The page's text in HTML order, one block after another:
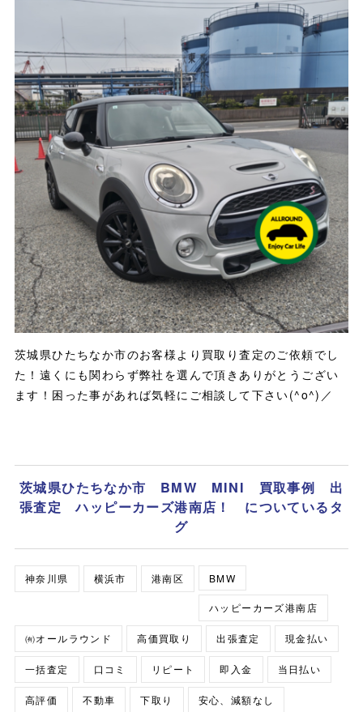
茨城県ひたちなか市のお客様より買取り査定のご依頼でし
た！遠くにも関わらず弊社を選んで頂きありがとうござい
ます！困った事があれば気軽にご相談して下さい(^o^)／
茨城県ひたちなか市 BMW MINI 買取事例 出
張査定 ハッピーカーズ港南店！ についているタ
グ
神奈川県 横浜市 港南区 BMW
ハッピーカーズ港南店
㈲オールラウンド 高価買取り 出張査定 現金払い
一括査定 口コミ リピート 即入金 当日払い
高評価 不動車 下取り 安心、減額なし